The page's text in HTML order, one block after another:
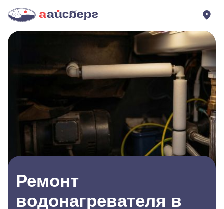
Ремонт
водонагревателя в